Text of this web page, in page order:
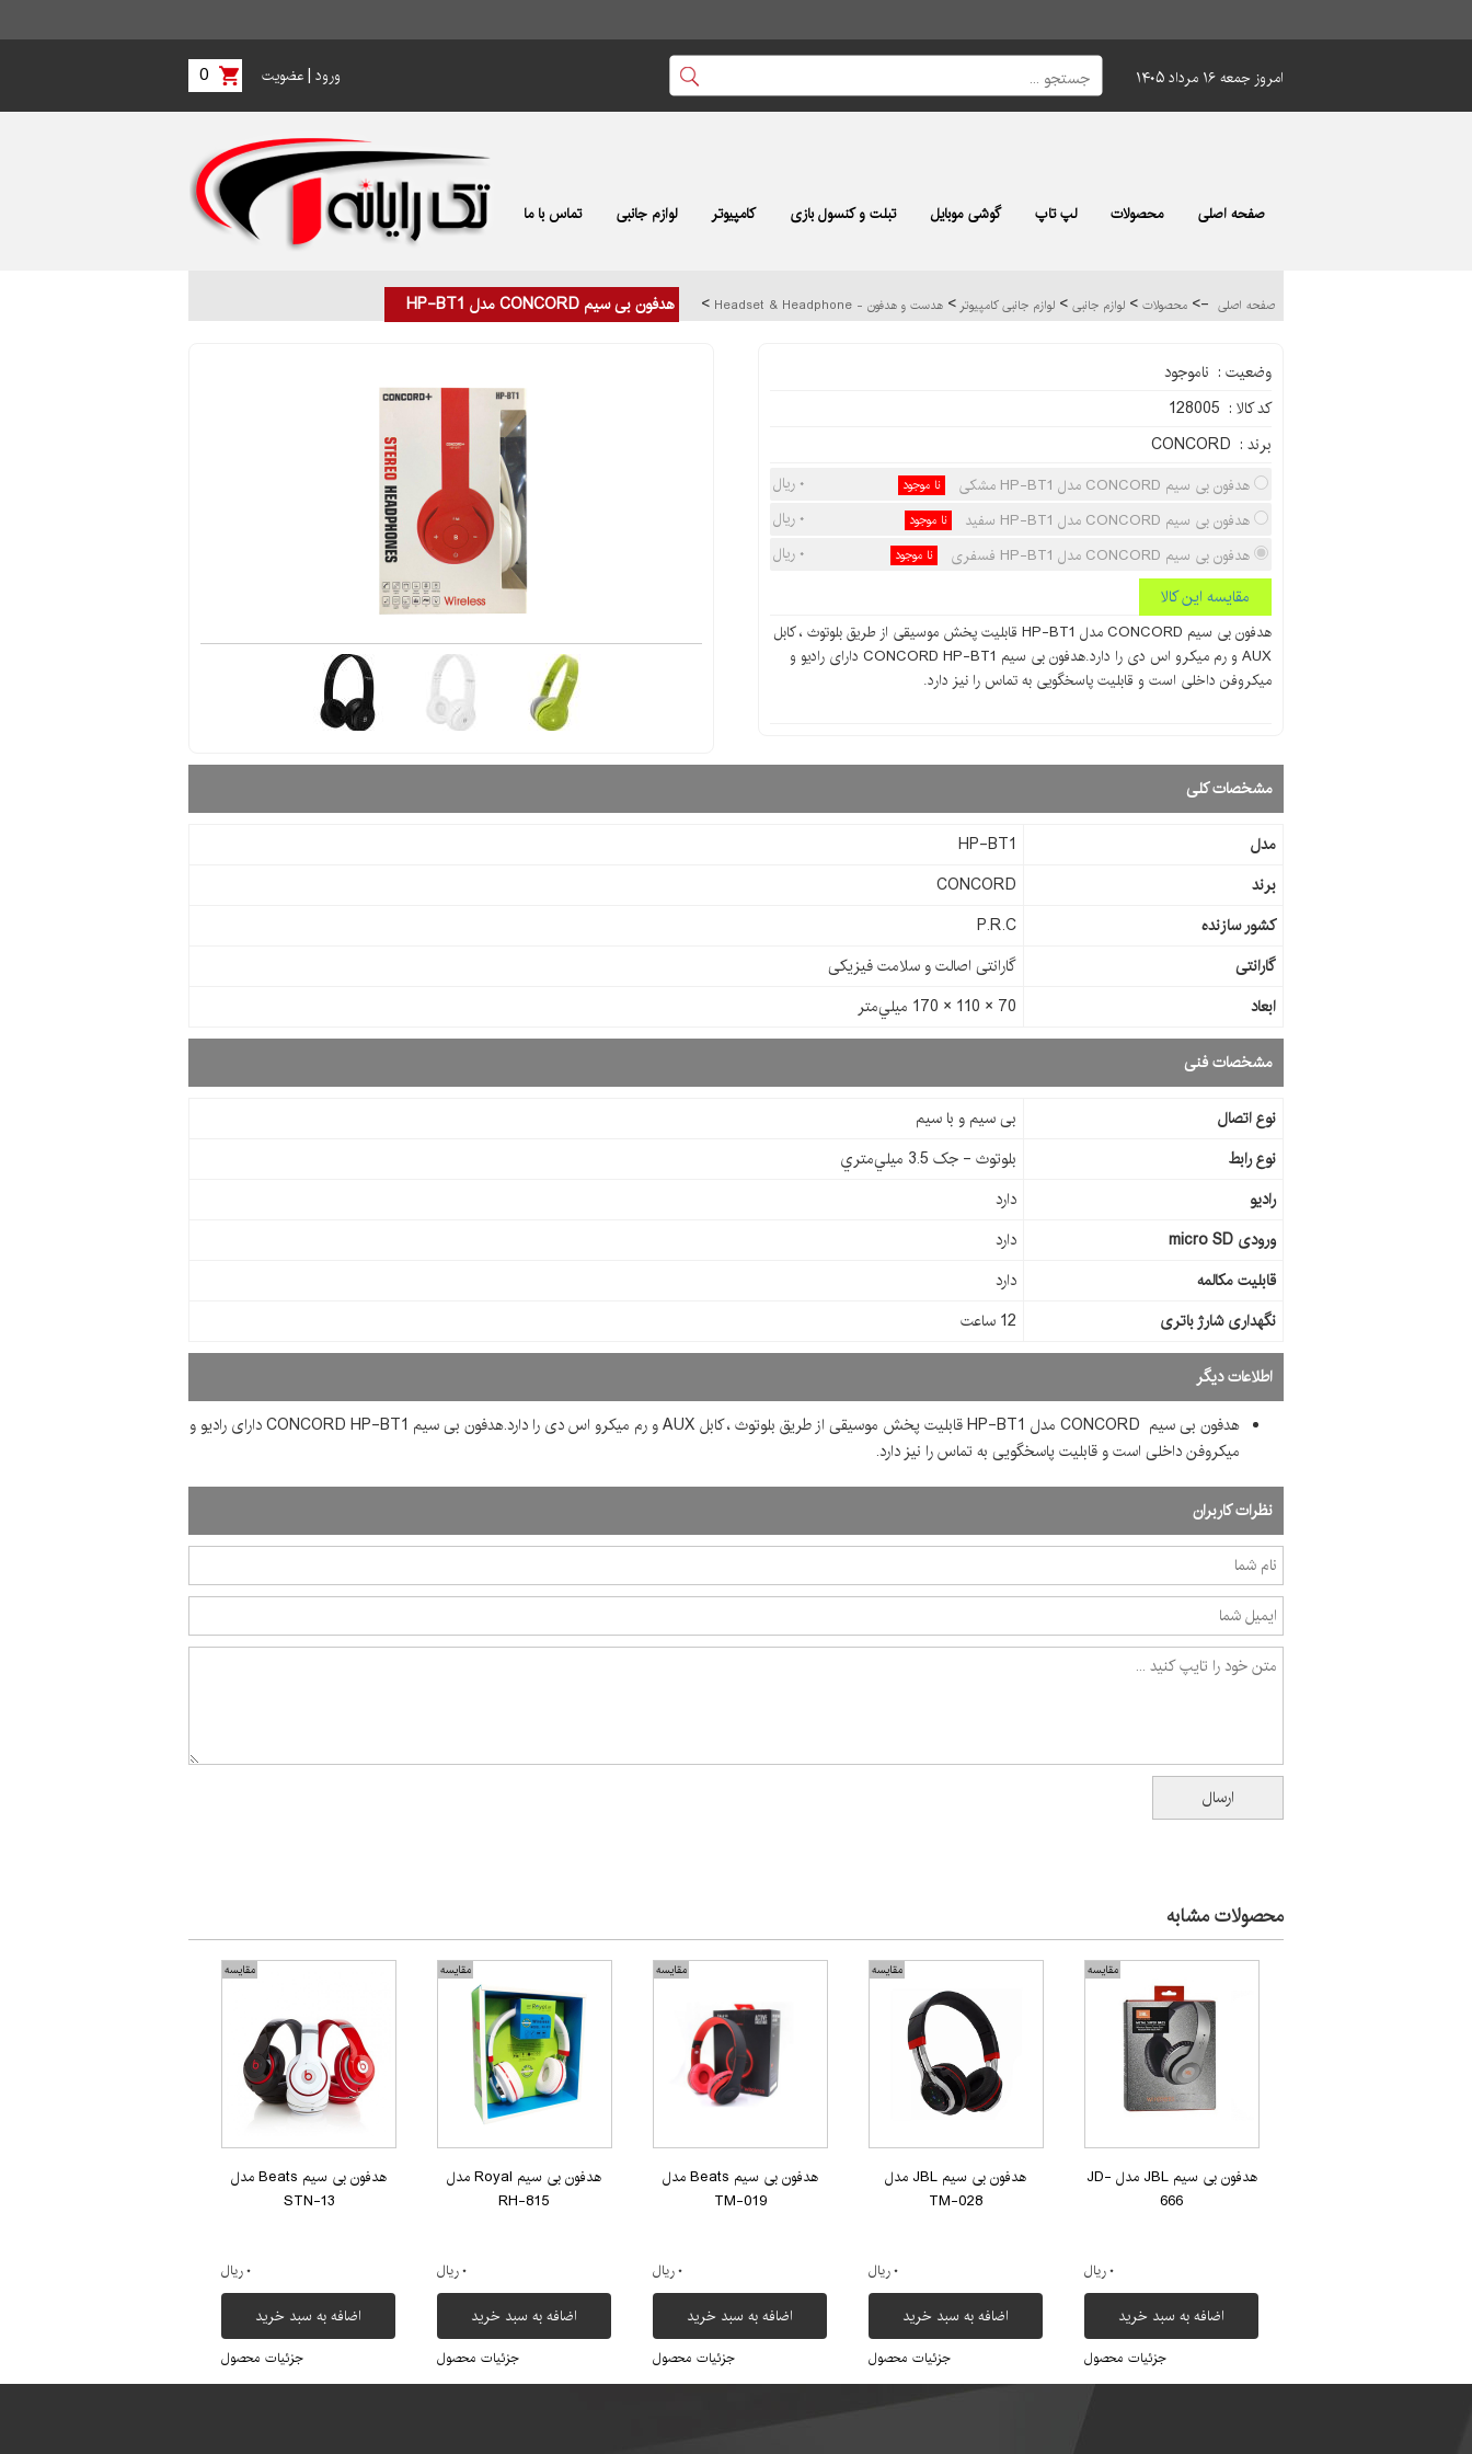
امروز جمعه ۱۶ مرداد ۱۴۰۵ 0 ورود |عضویت
صفحه اصلی محصولات لپ تاپ گوشی موبایل تبلت و کنسول بازی کامپیوتر لوازم جانبی تماس با ما
صفحه اصلی -> محصولات > لوازم جانبی > لوازم جانبی کامپیوتر > هدست و هدفون - Headset & Headphone > هدفون بی سیم CONCORD مدل HP-BT1
وضعیت : ناموجود
کد کالا : 128005
برند : CONCORD
۰ ریال هدفون بی سیم CONCORD مدل HP-BT1 مشکی نا موجود
۰ ریال هدفون بی سیم CONCORD مدل HP-BT1 سفید نا موجود
۰ ریال هدفون بی سیم CONCORD مدل HP-BT1 فسفری نا موجود
مقایسه این کالا
هدفون بی سیم CONCORD مدل HP-BT1 قابلیت پخش موسیقی از طریق بلوتوث ، کابل
AUX و رم میکرو اس دی را دارد.هدفون بی سیم CONCORD HP-BT1 دارای رادیو و
میکروفن داخلی است و قابلیت پاسخگویی به تماس را نیز دارد.
مشخصات کلی
مدل
HP-BT1
برند
CONCORD
کشور سازنده
P.R.C
گارانتی
گارانتی اصالت و سلامت فیزیکی
ابعاد
70 × 110 × 170 ميلي‌متر
مشخصات فنی
نوع اتصال
بی سیم و با سیم
نوع رابط
بلوتوث - جک 3.5 ميلي‌متري
رادیو
دارد
ورودی micro SD
دارد
قابلیت مکالمه
دارد
نگهداری شارژ باتری
12 ساعت
اطلاعات دیگر
هدفون بی سیم CONCORD مدل HP-BT1 قابلیت پخش موسیقی از طریق بلوتوث ، کابل AUX و رم میکرو اس دی را دارد.هدفون بی سیم CONCORD HP-BT1 دارای رادیو و
میکروفن داخلی است و قابلیت پاسخگویی به تماس را نیز دارد.
نظرات کاربران
محصولات مشابه
مقایسه
هدفون بی سیم JBL مدل JD-
666
۰ ریال
اضافه به سبد خرید
جزئیات محصول
مقایسه
هدفون بی سیم JBL مدل
TM-028
۰ ریال
اضافه به سبد خرید
جزئیات محصول
مقایسه
هدفون بی سیم Beats مدل
TM-019
۰ ریال
اضافه به سبد خرید
جزئیات محصول
مقایسه
هدفون بی سیم Royal مدل
RH-815
۰ ریال
اضافه به سبد خرید
جزئیات محصول
مقایسه
هدفون بی سیم Beats مدل
STN-13
۰ ریال
اضافه به سبد خرید
جزئیات محصول